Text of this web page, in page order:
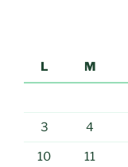
L
M
3 4
10 11